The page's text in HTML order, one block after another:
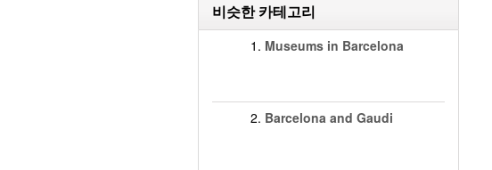
비슷한 카테고리
1. Museums in Barcelona
2. Barcelona and Gaudi